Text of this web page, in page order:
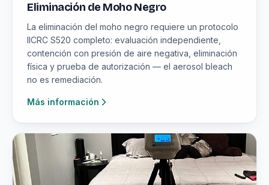
Eliminación de Moho Negro
La eliminación del moho negro requiere un protocolo
IICRC S520 completo: evaluación independiente,
contención con presión de aire negativa, eliminación
física y prueba de autorización — el aerosol bleach
no es remediación.
Más información